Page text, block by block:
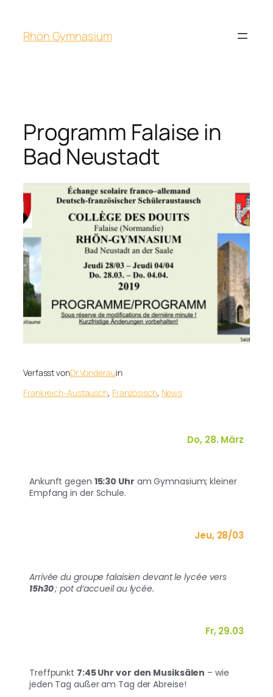
Rhön Gymnasium
Programm Falaise in
Bad Neustadt
Verfasst vonDr.Vonderauin
Frankreich-Austausch, Französisch, News
Do, 28. März
Ankunft gegen 15:30 Uhr am Gymnasium; kleiner
Empfang in der Schule.
Jeu, 28/03
Arrivée du groupe falaisien devant le lycée vers
15h30; pot d’accueil au lycée.
Fr, 29.03
Treffpunkt 7:45 Uhr vor den Musiksälen – wie
jeden Tag außer am Tag der Abreise!